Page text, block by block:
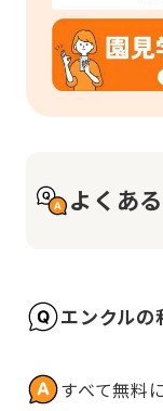
よくあ
エンクルの
すべて無料